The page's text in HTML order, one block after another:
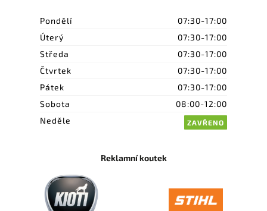
Pondělí
07:30-17:00
Úterý
07:30-17:00
Středa
07:30-17:00
Čtvrtek
07:30-17:00
Pátek
07:30-17:00
Sobota
08:00-12:00
Neděle
ZAVŘENO
Reklamní koutek